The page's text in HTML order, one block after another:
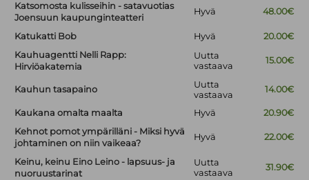
Katsomosta kulisseihin - satavuotias
Joensuun kaupunginteatteri
Hyvä 48.00€
Katukatti Bob Hyvä
20.00€
Kauhuagentti Nelli Rapp:
Hirviöakatemia
Uutta
vastaava
15.00€
Kauhun tasapaino
Uutta
vastaava
14.00€
Kaukana omalta maalta Hyvä
20.90€
Kehnot pomot ympärilläni - Miksi hyvä
johtaminen on niin vaikeaa?
Hyvä 22.00€
Keinu, keinu Eino Leino - lapsuus- ja
nuoruustarinat
Uutta
vastaava
31.90€